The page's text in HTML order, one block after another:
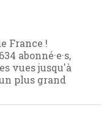
France !
abonné·e·s,
vues jusqu'à
plus grand